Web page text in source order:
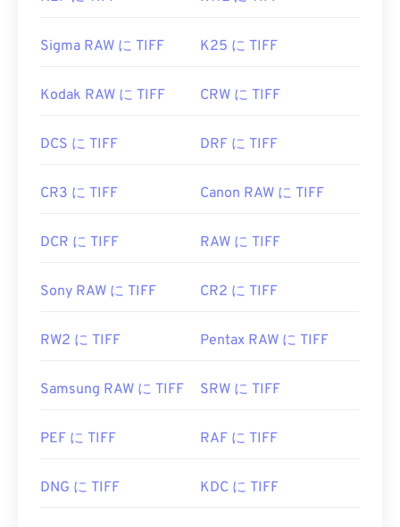
Sigma RAW に TIFF K25 に TIFF
Kodak RAW に TIFF CRW に TIFF
DCS に TIFF DRF に TIFF
CR3 に TIFF Canon RAW に TIFF
DCR に TIFF RAW に TIFF
Sony RAW に TIFF CR2 に TIFF
RW2 に TIFF Pentax RAW に TIFF
Samsung RAW に TIFF SRW に TIFF
PEF に TIFF RAF に TIFF
DNG に TIFF KDC に TIFF